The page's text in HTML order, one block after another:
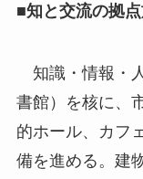
■知と交流の拠
知識・情報・
書館）を核に、
的ホール、カフ
備を進める。建